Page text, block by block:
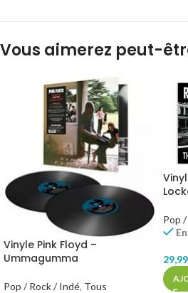
Vous aimerez peut-
Vinyle Pink Floyd –
Ummagumma
Pop / Rock / Indé, Tous
Pop
29,99